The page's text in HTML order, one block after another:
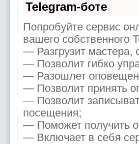
Telegram-боте
Попробуйте сервис
вашего собственного
— Разгрузит мастера,
— Позволит гибко
— Разошлет
— Позволит принять
— Позволит
посещения;
— Поможет получить
— Включает в себя